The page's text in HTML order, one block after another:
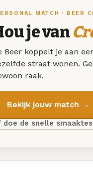
MATCH · BEER
je van
Beer koppelt je aan
straat wonen.
raak.
Bekijk jouw match →
doe de snelle